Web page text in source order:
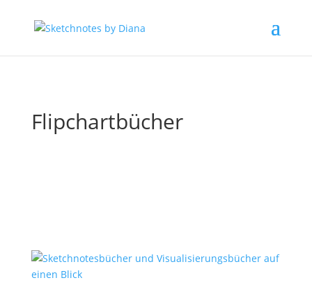
Flipchartbücher